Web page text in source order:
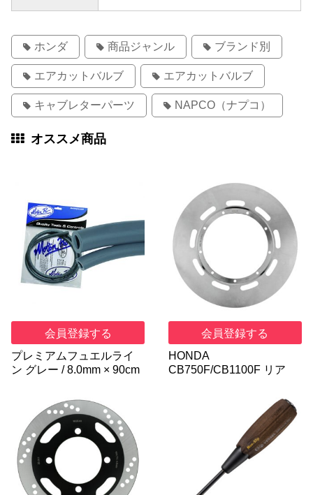
ホンダ 商品ジャンル ブランド別
エアカットバルブ エアカットバルブ
キャブレターパーツ NAPCO（ナプコ）
オススメ商品
会員登録する
プレミアムフュエルライ
ン グレー / 8.0mm × 90cm
会員登録する
HONDA
CB750F/CB1100F リア